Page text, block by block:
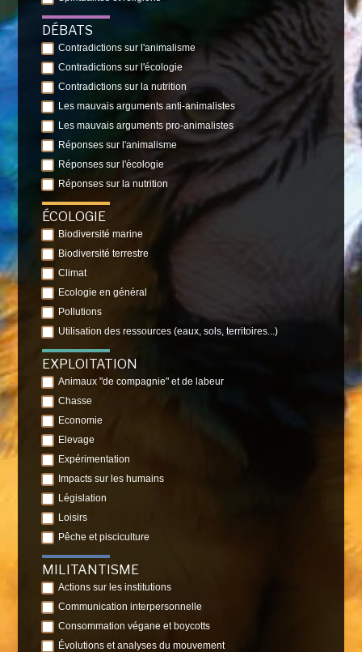
DÉBATS
Contradictions sur l'animalisme
Contradictions sur l'écologie
Contradictions sur la nutrition
Les mauvais arguments anti-animalistes
Les mauvais arguments pro-animalistes
Réponses sur l'animalisme
Réponses sur l'écologie
Réponses sur la nutrition
ÉCOLOGIE
Biodiversité marine
Biodiversité terrestre
Climat
Ecologie en général
Pollutions
Utilisation des ressources (eaux, sols, territoires...)
EXPLOITATION
Animaux "de compagnie" et de labeur
Chasse
Economie
Elevage
Expérimentation
Impacts sur les humains
Législation
Loisirs
Pêche et pisciculture
MILITANTISME
Actions sur les institutions
Communication interpersonnelle
Consommation végane et boycotts
Évolutions et analyses du mouvement